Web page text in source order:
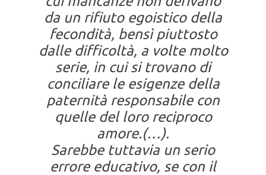
da un rifiuto egoistico della
fecondità, bensì piuttosto
dalle difficoltà, a volte molto
serie, in cui si trovano di
conciliare le esigenze della
paternità responsabile con
quelle del loro reciproco
amore.(…).
Sarebbe tuttavia un serio
errore educativo, se con il